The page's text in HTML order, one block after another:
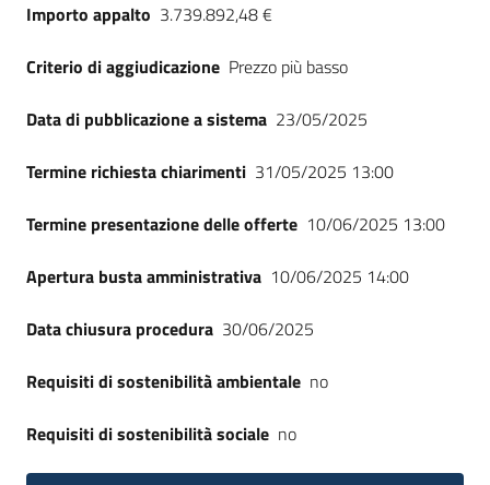
Importo appalto 3.739.892,48 €
Criterio di aggiudicazione Prezzo più basso
Data di pubblicazione a sistema 23/05/2025
Termine richiesta chiarimenti 31/05/2025 13:00
Termine presentazione delle offerte 10/06/2025 13:00
Apertura busta amministrativa 10/06/2025 14:00
Data chiusura procedura 30/06/2025
Requisiti di sostenibilità ambientale no
Requisiti di sostenibilità sociale no